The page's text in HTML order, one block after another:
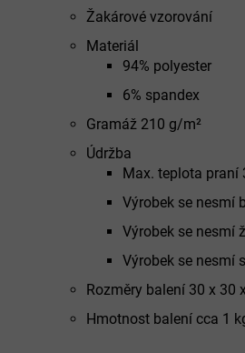
Žakárové vzorování
Materiál
94% polyester
6% spandex
Gramáž 210 g/m²
Údržba
Max. teplota praní
Výrobek se nesmí
Výrobek se nesmí
Výrobek se nesmí
Rozměry balení 30 x 30
Hmotnost balení cca 1